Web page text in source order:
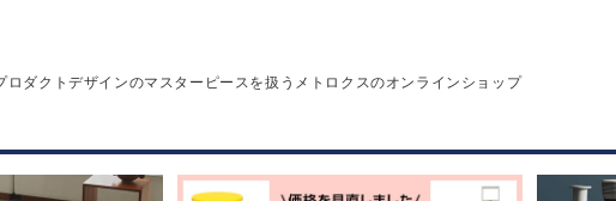
ダクトデザインのマスターピースを扱うメトロクスのオンラインショップ